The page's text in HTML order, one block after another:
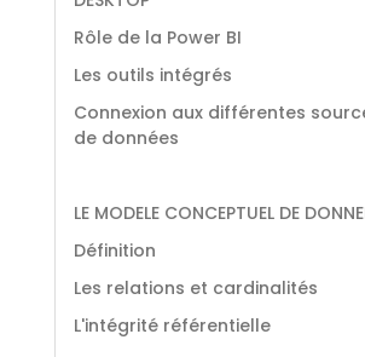
Rôle de la Power BI
Les outils intégrés
Connexion aux différentes
de données
LE MODELE CONCEPTUEL DE
Définition
Les relations et cardinalités
L'intégrité référentielle